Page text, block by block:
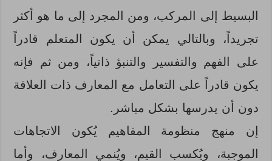
البسيط إلى المركب، ومن المجرد إلى ما هو أكثر
تجريداً، وبالتالي يمكن أن يكون المتعلم قادراً
على الفهم والتفسير والتنبؤ ذاتياً، ومن ثم فإنه
يكون قادراً على التعامل مع المعارف ذات العلاقة
دون أن يدرسها بشكل مباشر.
إن منهج منظومة المفاهيم يُكون الاتجاهات
الموجبة، ويُكسب القيم، ويُنمي المعارف، وأما